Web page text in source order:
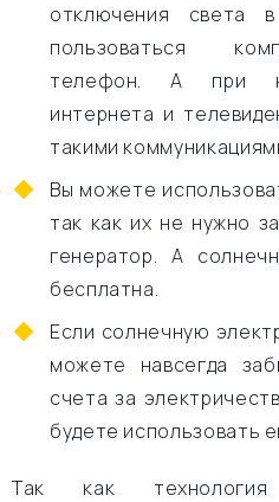
отключения света
пользоваться
телефон. А при
интернета и
такими
Вы можете
так как их не нужно
генератор. А
бесплатна.
Если солнечную
можете навсегда
счета за
будете использовать
Так как